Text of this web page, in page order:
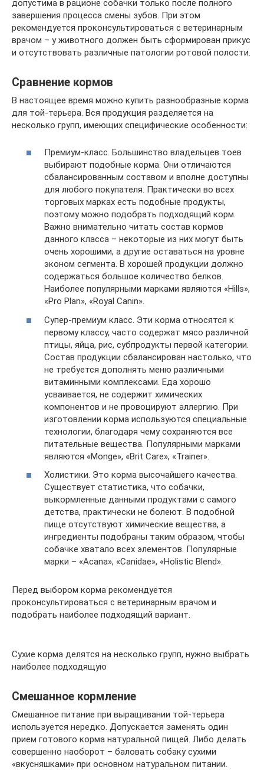
допустима в рационе собачки только после полного
завершения процесса смены зубов. При этом
рекомендуется проконсультироваться с ветеринарным
врачом – у животного должен быть сформирован прикус
и отсутствовать различные патологии ротовой полости.
Сравнение кормов
В настоящее время можно купить разнообразные корма
для той-терьера. Вся продукция разделяется на
несколько групп, имеющих специфические особенности:
Премиум-класс. Большинство владельцев тоев
выбирают подобные корма. Они отличаются
сбалансированным составом и вполне доступны
для любого покупателя. Практически во всех
торговых марках есть подобные продукты,
поэтому можно подобрать подходящий корм.
Важно внимательно читать состав кормов
данного класса – некоторые из них могут быть
очень хорошими, а другие оставаться на уровне
эконом сегмента. В хорошей продукции должно
содержаться большое количество белков.
Наиболее популярными марками являются «Hills»,
«Pro Plan», «Royal Canin».
Супер-премиум класс. Эти корма относятся к
первому классу, часто содержат мясо различной
птицы, яйца, рис, субпродукты первой категории.
Состав продукции сбалансирован настолько, что
не требуется дополнять меню различными
витаминными комплексами. Еда хорошо
усваивается, не содержит химических
компонентов и не провоцируют аллергию. При
изготовлении корма используются специальные
технологии, благодаря чему сохраняются все
питательные вещества. Популярными марками
являются «Monge», «Brit Care», «Trainer».
Холистики. Это корма высочайшего качества.
Существует статистика, что собачки,
выкормленные данными продуктами с самого
детства, практически не болеют. В подобной
пище отсутствуют химические вещества, а
ингредиенты подобраны таким образом, чтобы
собачке хватало всех элементов. Популярные
марки – «Acana», «Canidae», «Holistic Blend».
Перед выбором корма рекомендуется
проконсультироваться с ветеринарным врачом и
подобрать наиболее подходящий вариант.
Сухие корма делятся на несколько групп, нужно выбрать
наиболее подходящую
Смешанное кормление
Смешанное питание при выращивании той-терьера
используется нередко. Допускается заменять один
прием готового корма натуральной пищей. Либо делать
совершенно наоборот – баловать собаку сухими
«вкусняшками» при основном натуральном питании.